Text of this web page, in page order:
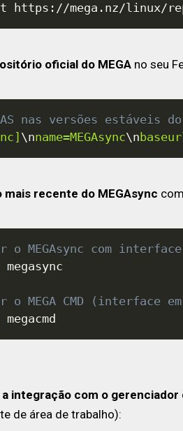
mega.nz/linux/
oficial do MEGA no seu
nas versões estáveis
\nname=MEGAsync\n
mais recente do MEGAsync
o MEGAsync com
megasync
MEGA CMD (interface
megacmd
integração com o gerenciador
de área de trabalho):